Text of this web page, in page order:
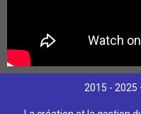
2015 - 2025